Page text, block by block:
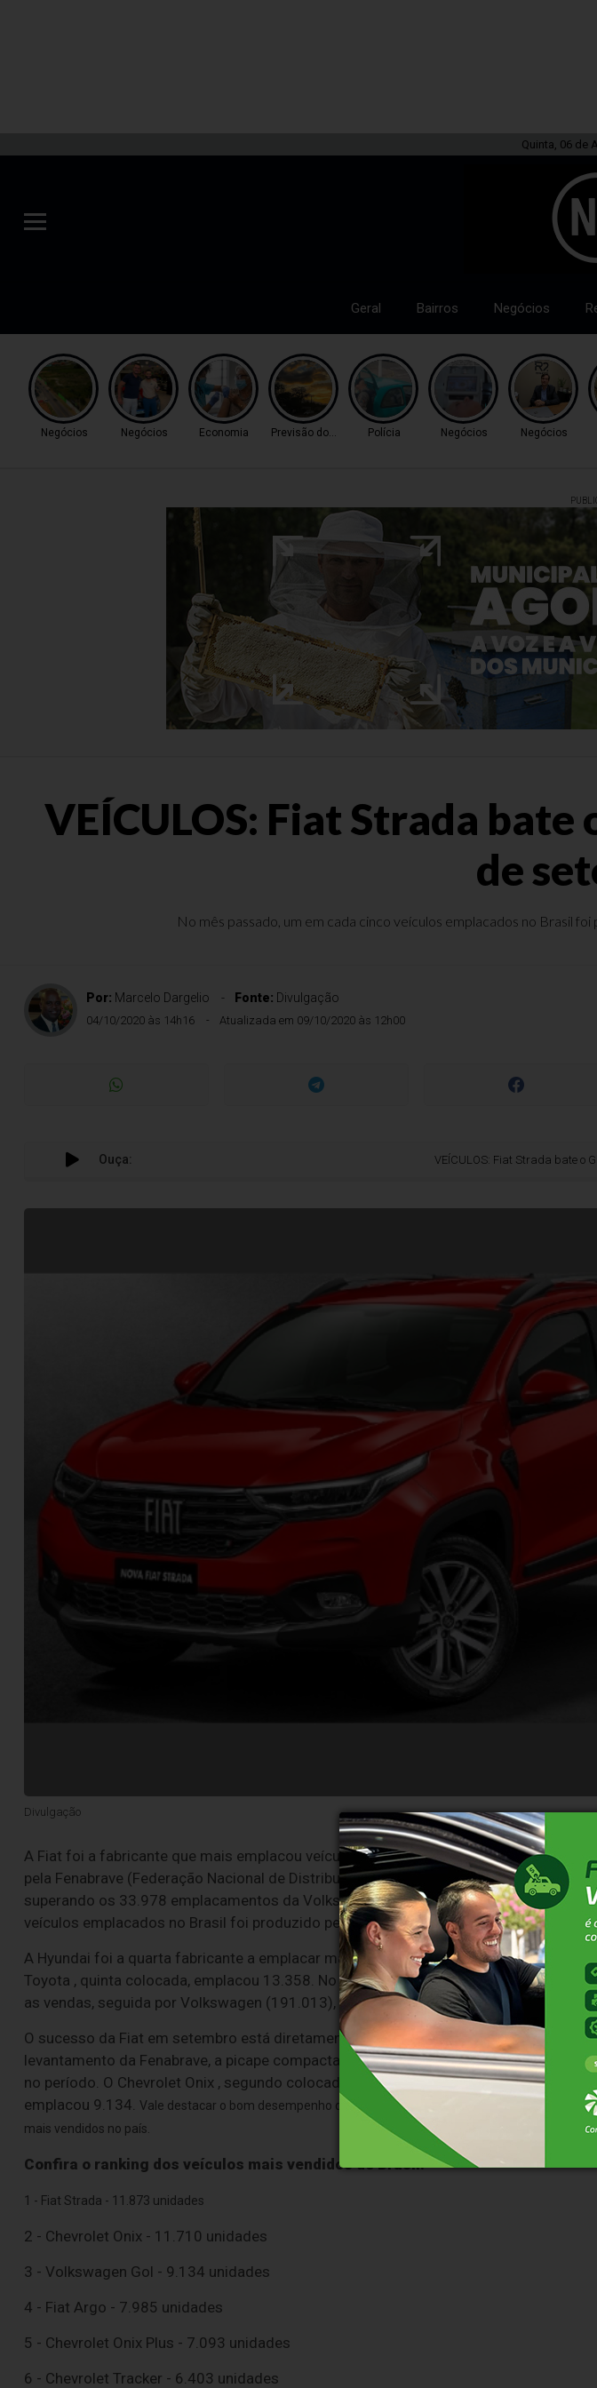
Quinta, 06 de
Geral Bairros Negócios
Negócios Negócios Economia Previsão do Tempo Polícia Negócios Negócios
VEÍCULOS: Fiat Strada
de
No mês passado, um em cada cinco veículos emplacados no Brasil
Por: Marcelo Dargelio Fonte: Divulgação
04/10/2020 às 14h16 Atualizada em 09/10/2020 às 12h00
Ouça: VEÍCULOS: Fiat Strada bate o GM Onix
Divulgação
A Fiat foi a fabricante que mais emplacou veículos em setembro de 2020, segundo o
pela Fenabrave (Federação Nacional de Distribuição de Veículos). Foram 39.090
superando os 33.978 emplacamentos da Volkswagen e 31.780 da Chevrolet . Em
veículos emplacados no Brasil foi produzido pela Fiat.
A Hyundai foi a quarta fabricante a emplacar mais veículos no Brasil, vendendo
Toyota , quinta colocada, emplacou 13.358. No ranking acumulado do ano, a
as vendas, seguida por Volkswagen (191.013), Hyundai (107.824), Fiat (105.817) e
O sucesso da Fiat em setembro está diretamente relacionado ao lançamento da
levantamento da Fenabrave, a picape compacta foi o modelo mais vendido do
no período. O Chevrolet Onix , segundo colocado no ranking, emplacou 11.710
emplacou 9.134. Vale destacar o bom desempenho do Grupo FCA, controlador de Fiat e Jeep , que
mais vendidos no país.
Confira o ranking dos veículos mais vendidos do Brasil:
1 - Fiat Strada - 11.873 unidades
2 - Chevrolet Onix - 11.710 unidades
3 - Volkswagen Gol - 9.134 unidades
4 - Fiat Argo - 7.985 unidades
5 - Chevrolet Onix Plus - 7.093 unidades
6 - Chevrolet Tracker - 6.403 unidades